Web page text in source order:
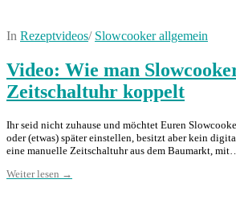
In Rezeptvideos/ Slowcooker allgemein
Video: Wie man
Zeitschaltuhr koppelt
Ihr seid nicht zuhause und möchtet Euren
oder (etwas) später einstellen, besitzt aber kein
eine manuelle Zeitschaltuhr aus dem Baumarkt,
Weiter lesen →